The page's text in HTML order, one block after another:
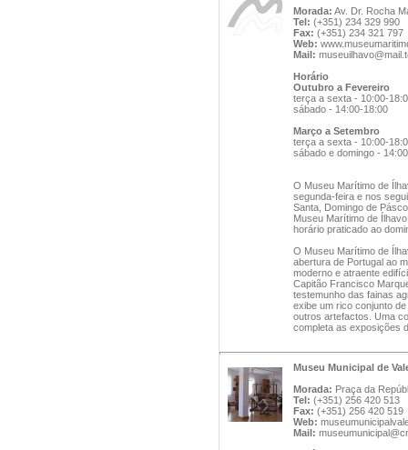
Morada: Av. Dr. Rocha
Tel: (+351) 234 329 990
Fax: (+351) 234 321 797
Web:
Mail:
Horário
Outubro a Fevereiro
terça a sexta - 10:00-
sábado - 14:00-18:00
Março a Setembro
terça a sexta - 10:00-
sábado e domingo -
O Museu Marítimo de
segunda-feira e nos
Santa, Domingo de
Museu Marítimo de
horário praticado ao
O Museu Marítimo de
abertura de Portugal ao
moderno e atraente
Capitão Francisco
testemunho das fainas
exibe um rico conjunto
outros artefactos. Uma
completa as exposições
Museu Municipal de
Morada: Praça da
Tel: (+351) 256 420 513
Fax: (+351) 256 420 519
Web:
Mail: